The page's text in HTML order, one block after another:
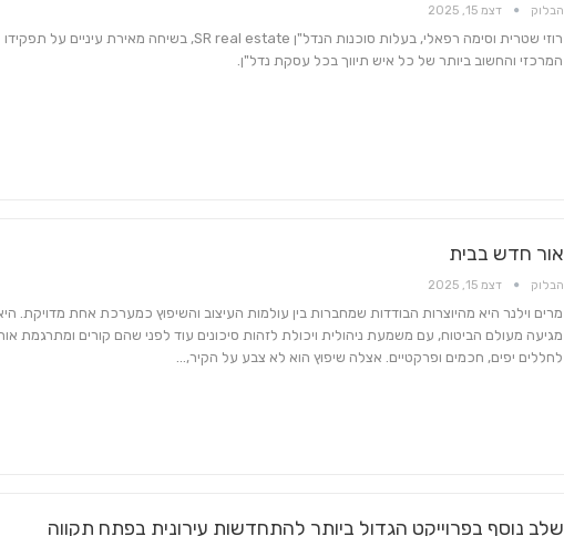
הבלוק דצמ 15, 2025
רוזי שטרית וסימה רפאלי, בעלות סוכנות הנדל"ן SR real estate, בשיחה מאירת עיניים על תפקידו
המרכזי והחשוב ביותר של כל איש תיווך בכל עסקת נדל"ן.
אור חדש בבית
הבלוק דצמ 15, 2025
מרים וילנר היא מהיוצרות הבודדות שמחברות בין עולמות העיצוב והשיפוץ כמערכת אחת מדויקת.
מגיעה מעולם הביטוח, עם משמעת ניהולית ויכולת לזהות סיכונים עוד לפני שהם קורים ומתרגמת
לחללים יפים, חכמים ופרקטיים. אצלה שיפוץ הוא לא צבע על הקיר,…
שלב נוסף בפרוייקט הגדול ביותר להתחדשות עירונית בפתח תקווה